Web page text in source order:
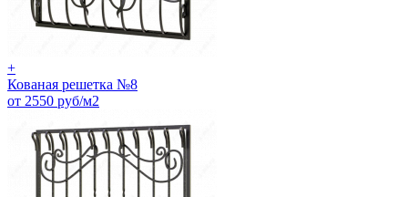
+
Кованая решетка №8
от 2550 руб/м2